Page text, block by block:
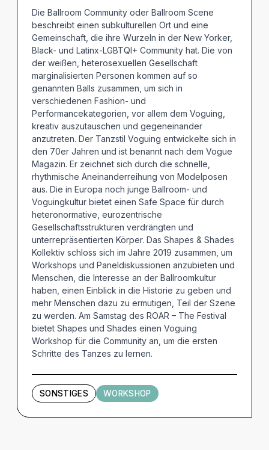
Die Ballroom Community oder Ballroom Scene
beschreibt einen subkulturellen Ort und eine
Gemeinschaft, die ihre Wurzeln in der New Yorker,
Black- und Latinx-LGBTQI+ Community hat. Die von
der weißen, heterosexuellen Gesellschaft
marginalisierten Personen kommen auf so
genannten Balls zusammen, um sich in
verschiedenen Fashion- und
Performancekategorien, vor allem dem Voguing,
kreativ auszutauschen und gegeneinander
anzutreten. Der Tanzstil Voguing entwickelte sich in
den 70er Jahren und ist benannt nach dem Vogue
Magazin. Er zeichnet sich durch die schnelle,
rhythmische Aneinanderreihung von Modelposen
aus. Die in Europa noch junge Ballroom- und
Voguingkultur bietet einen Safe Space für durch
heteronormative, eurozentrische
Gesellschaftsstrukturen verdrängten und
unterrepräsentierten Körper. Das Shapes & Shades
Kollektiv schloss sich im Jahre 2019 zusammen, um
Workshops und Paneldiskussionen anzubieten und
Menschen, die Interesse an der Ballroomkultur
haben, einen Einblick in die Historie zu geben und
mehr Menschen dazu zu ermutigen, Teil der Szene
zu werden. Am Samstag des ROAR – The Festival
bietet Shapes und Shades einen Voguing
Workshop für die Community an, um die ersten
Schritte des Tanzes zu lernen.
SONSTIGES WORKSHOP